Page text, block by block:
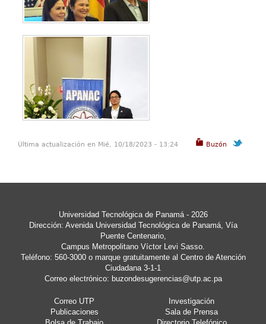
Buzón
Última actualización en Mié, 10/18/2023 - 13:24
Universidad Tecnológica de Panamá - 2026
Dirección: Avenida Universidad Tecnológica de Panamá, Vía
Puente Centenario,
Campus Metropolitano Víctor Levi Sasso.
Teléfono: 560-3000 o marque gratuitamente al Centro de Atención
Ciudadana 3-1-1
Correo electrónico: buzondesugerencias@utp.ac.pa
Correo UTP
Investigación
Publicaciones
Sala de Prensa
Bolsa de Trabajo
Directorio Telefónico